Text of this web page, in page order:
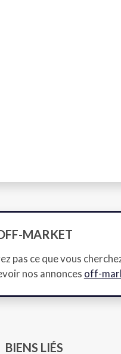
MARKET
pas ce que vous
nos annonces off-
BIENS LIÉS